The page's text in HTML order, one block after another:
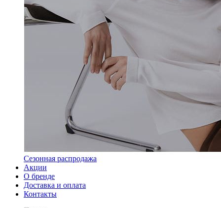
Сезонная распродажа
Акции
О бренде
Доставка и оплата
Контакты